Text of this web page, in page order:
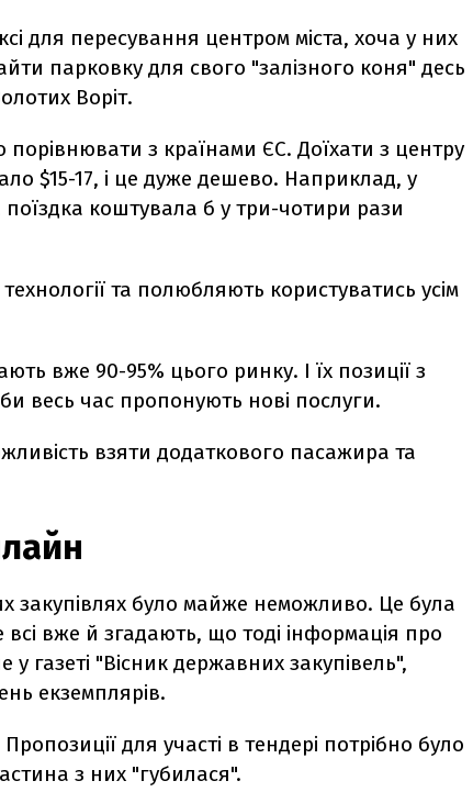
для пересування центром міста, хоча у них
парковку для свого "залізного коня" десь
Воріт.
порівнювати з країнами ЄС. Доїхати з центру
$15-17, і це дуже дешево. Наприклад, у
поїздка коштувала б у три-чотири рази
та полюбляють користуватись усім
вже 90-95% цього ринку. І їх позиції з
весь час пропонують нові послуги.
взяти додаткового пасажира та
закупівлях було майже неможливо. Це була
вже й згадають, що тоді інформація про
газеті "Вісник державних закупівель",
екземплярів.
для участі в тендері потрібно було
з них "губилася".